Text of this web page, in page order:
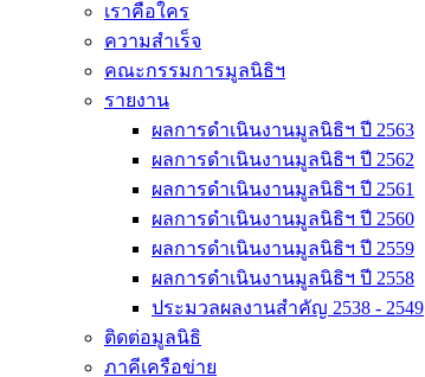
เราคือใคร
ความสำเร็จ
คณะกรรมการมูลนิธิฯ
รายงาน
ผลการดำเนินงานมูลนิธิฯ ปี 2563
ผลการดำเนินงานมูลนิธิฯ ปี 2562
ผลการดำเนินงานมูลนิธิฯ ปี 2561
ผลการดำเนินงานมูลนิธิฯ ปี 2560
ผลการดำเนินงานมูลนิธิฯ ปี 2559
ผลการดำเนินงานมูลนิธิฯ ปี 2558
ประมวลผลงานสำคัญ 2538 - 2549
ติดต่อมูลนิธิ
ภาคีเครือข่าย